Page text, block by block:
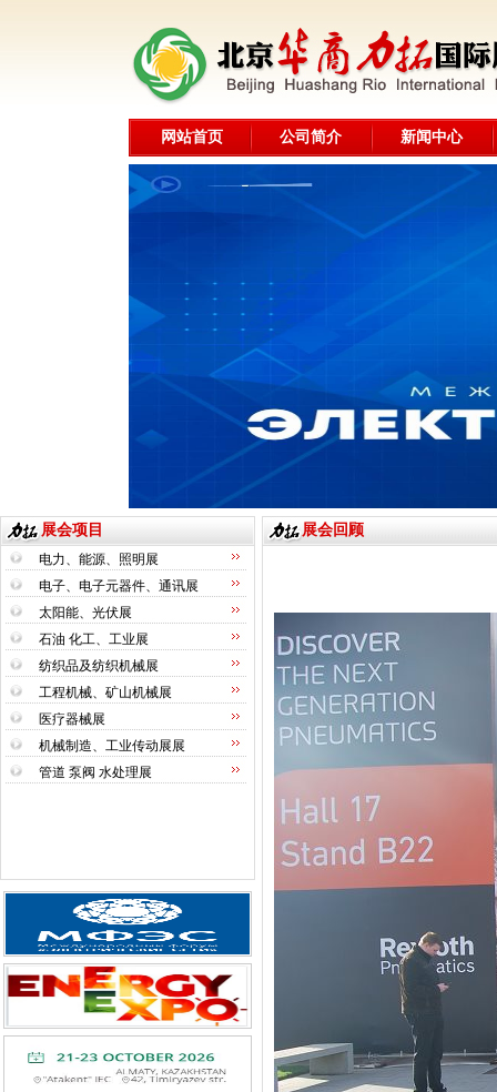
网站首页 公司简介 新闻中心
展会项目
电力、能源、照明展
电子、电子元器件、通讯展
太阳能、光伏展
石油 化工、工业展
纺织品及纺织机械展
工程机械、矿山机械展
医疗器械展
机械制造、工业传动展展
管道 泵阀 水处理展
展会回顾